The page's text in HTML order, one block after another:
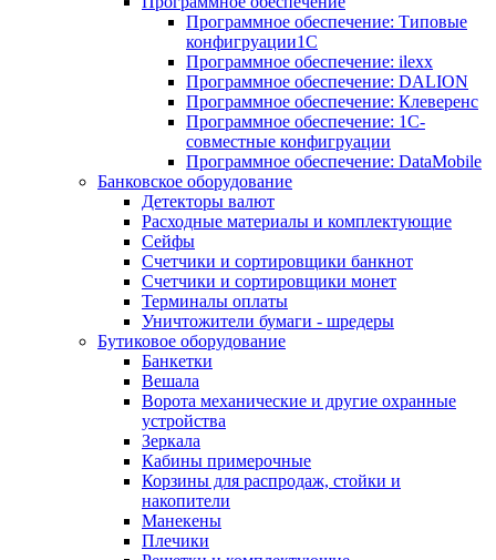
Программное обеспечение: Типовые
конфигруации1С
Программное обеспечение: ilexx
Программное обеспечение: DALION
Программное обеспечение: Клеверенс
Программное обеспечение: 1С-
совместные конфигруации
Программное обеспечение: DataMobile
Банковское оборудование
Детекторы валют
Расходные материалы и комплектующие
Сейфы
Счетчики и сортировщики банкнот
Счетчики и сортировщики монет
Терминалы оплаты
Уничтожители бумаги - шредеры
Бутиковое оборудование
Банкетки
Вешала
Ворота механические и другие охранные
устройства
Зеркала
Кабины примерочные
Корзины для распродаж, стойки и
накопители
Манекены
Плечики